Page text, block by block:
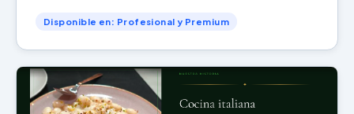
Disponible en: Profesional y Premium